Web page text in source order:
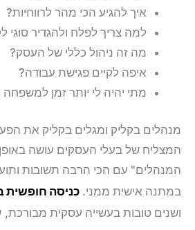
איך להגיע הכי מהר לרווחיות?
למה צריך לפלח ולהגדיר סוגי
מה זה ניהול כללי של העסק?
איפה לקיים פגישת עבודה?
מתי יהיה לי יותר זמן
מנהלים בקליק ומגלים בקליק את
המצליח של בעלי העסקים עושה
המנהלים" עם הכי הרבה תשובות
במתנה אישית ממני. כניסה חופשית
ושנים טובות בעשייה עסקית מבורכת,